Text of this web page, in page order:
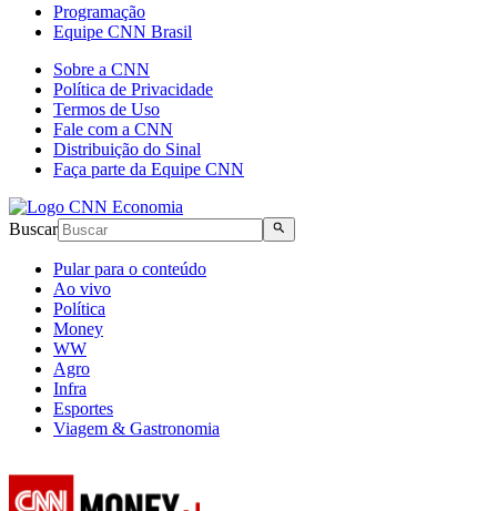
Programação
Equipe CNN Brasil
Sobre a CNN
Política de Privacidade
Termos de Uso
Fale com a CNN
Distribuição do Sinal
Faça parte da Equipe CNN
Buscar
Pular para o conteúdo
Ao vivo
Política
Money
WW
Agro
Infra
Esportes
Viagem & Gastronomia